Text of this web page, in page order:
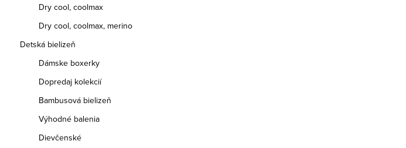
Dry cool, coolmax
Dry cool, coolmax, merino
Detská bielizeň
Dámske boxerky
Dopredaj kolekcií
Bambusová bielizeň
Výhodné balenia
Dievčenské